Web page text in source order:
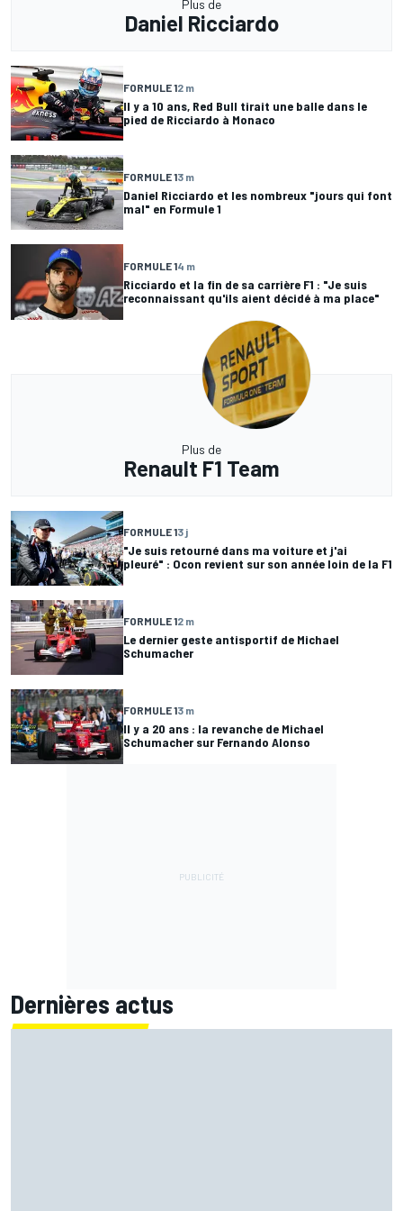
Plus de
Daniel Ricciardo
FORMULE 12 m
Il y a 10 ans, Red Bull tirait une balle dans le
pied de Ricciardo à Monaco
FORMULE 13 m
Daniel Ricciardo et les nombreux "jours qui font
mal" en Formule 1
FORMULE 14 m
Ricciardo et la fin de sa carrière F1 : "Je suis
reconnaissant qu'ils aient décidé à ma place"
Plus de
Renault F1 Team
FORMULE 13 j
"Je suis retourné dans ma voiture et j'ai
pleuré" : Ocon revient sur son année loin de la F1
FORMULE 12 m
Le dernier geste antisportif de Michael
Schumacher
FORMULE 13 m
Il y a 20 ans : la revanche de Michael
Schumacher sur Fernando Alonso
Dernières actus